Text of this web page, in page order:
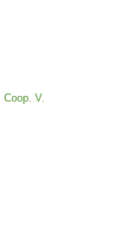
Coop. V.